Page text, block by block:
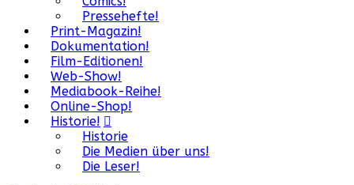
Pressehefte!
Print-Magazin!
Dokumentation!
Film-Editionen!
Web-Show!
Mediabook-Reihe!
Online-Shop!
Historie!
Historie
Die Medien über uns!
Die Leser!